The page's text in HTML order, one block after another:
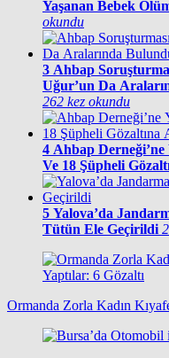
Yaşanan Bebek
okundu
3 Ahbap
Uğur’un Da
262 kez okundu
4 Ahbap
Ve 18 Şüpheli
5 Yalova’da
Tütün Ele Geçirildi
Ormanda Zorla Kadın